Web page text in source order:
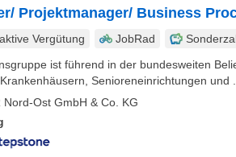
Projektmanager/ Business
Vergütung JobRad
ist führend in der bundesweiten
Senioreneinrichtungen und ...
Nord-Ost GmbH & Co. KG